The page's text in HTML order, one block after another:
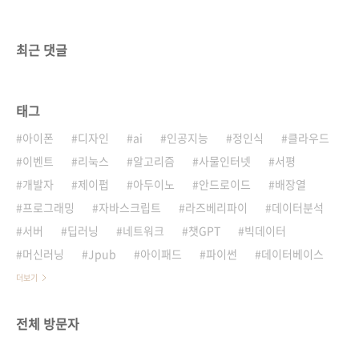
최근 댓글
태그
아이폰 디자인 ai 인공지능 정인식
클라우드
이벤트
리눅스 알고리즘 사물인터넷
서평
개발자
제이펍 아두이노 안드로이드
배장열
프로그래밍
자바스크립트 라즈베리파이
데이터분석
서버
딥러닝 네트워크 챗GPT
빅데이터
머신러닝
Jpub 아이패드 파이썬 데이터베이스
더보기
전체 방문자